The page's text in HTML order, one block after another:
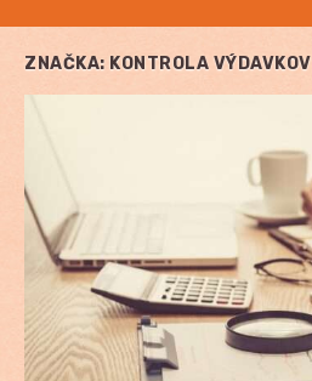
ZNAČKA: KONTROLA VÝDAVKOV